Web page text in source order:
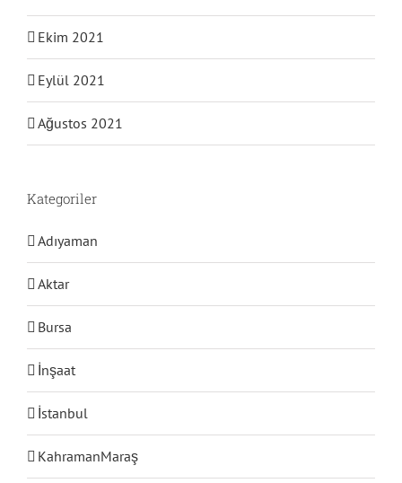
Ekim 2021
Eylül 2021
Ağustos 2021
Kategoriler
Adıyaman
Aktar
Bursa
İnşaat
İstanbul
KahramanMaraş